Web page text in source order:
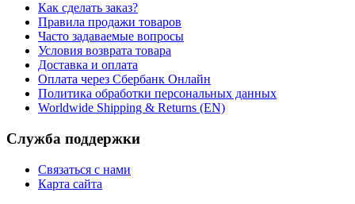
Как сделать заказ?
Правила продажи товаров
Часто задаваемые вопросы
Условия возврата товара
Доставка и оплата
Оплата через Сбербанк Онлайн
Политика обработки персональных данных
Worldwide Shipping & Returns (EN)
Служба поддержки
Связаться с нами
Карта сайта